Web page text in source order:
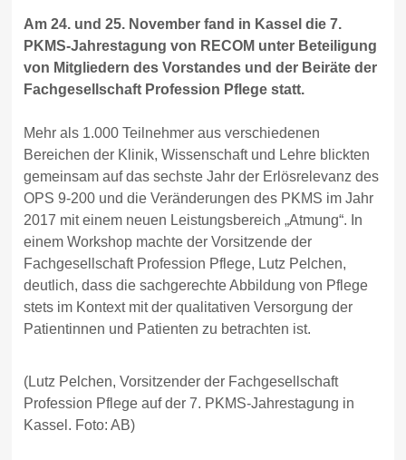
Am 24. und 25. November fand in Kassel die 7.
PKMS-Jahrestagung von RECOM unter Beteiligung
von Mitgliedern des Vorstandes und der Beiräte der
Fachgesellschaft Profession Pflege statt.
Mehr als 1.000 Teilnehmer aus verschiedenen
Bereichen der Klinik, Wissenschaft und Lehre blickten
gemeinsam auf das sechste Jahr der Erlösrelevanz des
OPS 9-200 und die Veränderungen des PKMS im Jahr
2017 mit einem neuen Leistungsbereich „Atmung“. In
einem Workshop machte der Vorsitzende der
Fachgesellschaft Profession Pflege, Lutz Pelchen,
deutlich, dass die sachgerechte Abbildung von Pflege
stets im Kontext mit der qualitativen Versorgung der
Patientinnen und Patienten zu betrachten ist.
(Lutz Pelchen, Vorsitzender der Fachgesellschaft
Profession Pflege auf der 7. PKMS-Jahrestagung in
Kassel. Foto: AB)